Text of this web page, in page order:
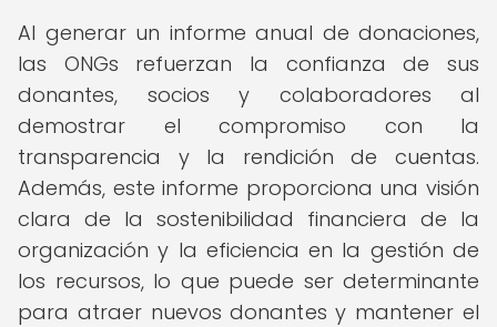
Al generar un informe anual de donaciones,
las ONGs refuerzan la confianza de sus
donantes, socios y colaboradores al
demostrar el compromiso con la
transparencia y la rendición de cuentas.
Además, este informe proporciona una visión
clara de la sostenibilidad financiera de la
organización y la eficiencia en la gestión de
los recursos, lo que puede ser determinante
para atraer nuevos donantes y mantener el